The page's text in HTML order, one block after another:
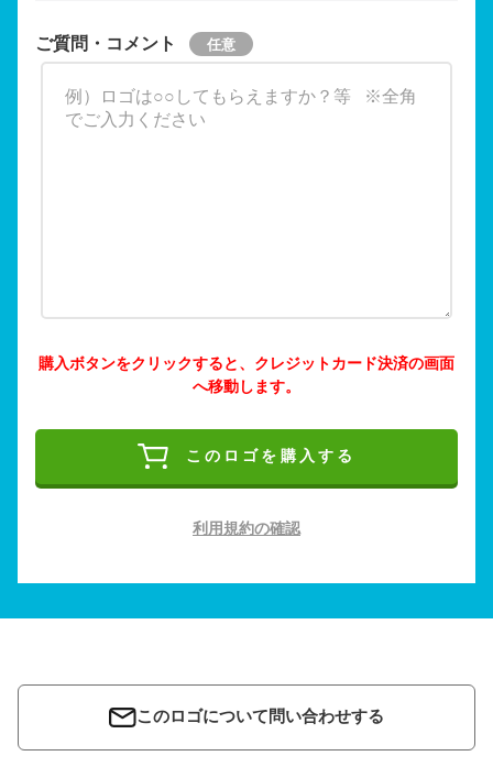
ご質問・コメント
購入ボタンをクリックすると、クレジットカード決済の画面
へ移動します。
このロゴを購入する
利用規約の確認
このロゴについて問い合わせする